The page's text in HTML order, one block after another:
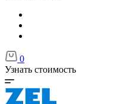
0
Узнать стоимость